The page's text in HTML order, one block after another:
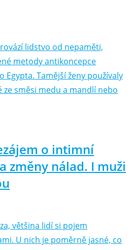
lidstvo od nepaměti,
metody antikoncepce
Egypta. Tamější ženy používaly
směsi medu a mandlí nebo
o intimní
změny nálad. I muži
většina lidí si pojem
U nich je poměrně jasné, co